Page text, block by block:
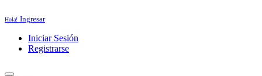
Hola! Ingresar
Iniciar Sesión
Registrarse